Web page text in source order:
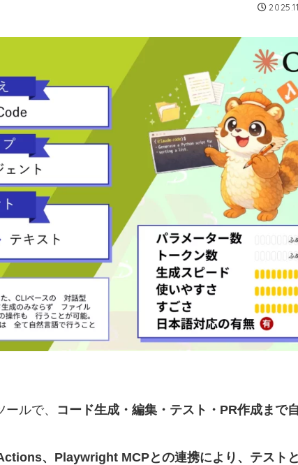
ルで、
コード生成・編集・テスト・PR作成まで
、Playwright MCPとの連携により、テスト